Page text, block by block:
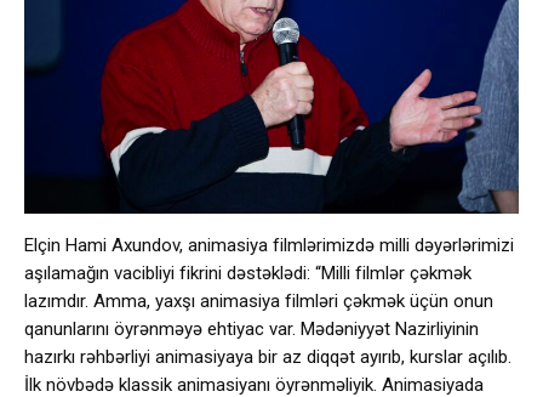
Elçin Hami Axundov, animasiya filmlərimizdə milli dəyərlərimizi
aşılamağın vacibliyi fikrini dəstəklədi: “Milli filmlər çəkmək
lazımdır. Amma, yaxşı animasiya filmləri çəkmək üçün onun
qanunlarını öyrənməyə ehtiyac var. Mədəniyyət Nazirliyinin
hazırkı rəhbərliyi animasiyaya bir az diqqət ayırıb, kurslar açılıb.
İlk növbədə klassik animasiyanı öyrənməliyik. Animasiyada